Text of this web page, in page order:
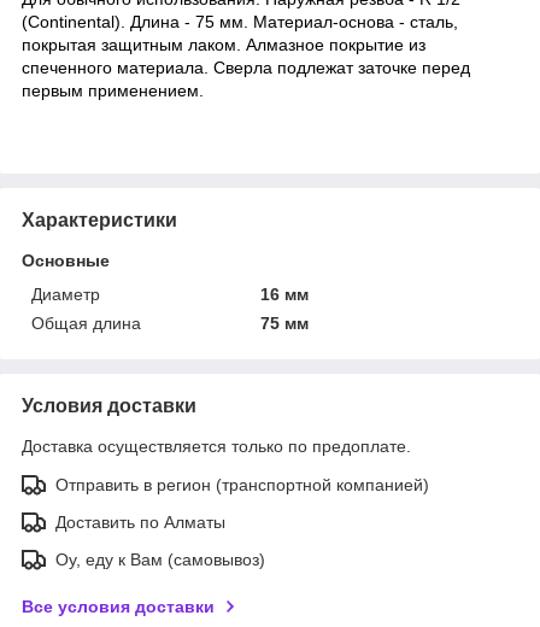
(Continental). Длина - 75 мм. Материал-основа - сталь,
покрытая защитным лаком. Алмазное покрытие из
спеченного материала. Сверла подлежат заточке перед
первым применением.
Характеристики
Основные
Диаметр
16 мм
Общая длина
75 мм
Условия доставки
Доставка осуществляется только по предоплате.
Отправить в регион (транспортной компанией)
Доставить по Алматы
Оу, еду к Вам (самовывоз)
Все условия доставки